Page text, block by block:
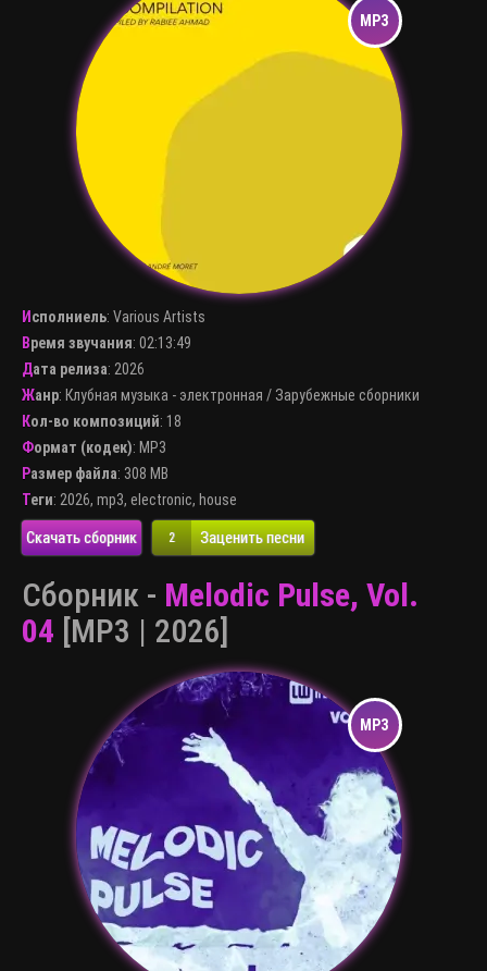
Исполниель: Various Artists
Время звучания: 02:13:49
Дата релиза: 2026
Жанр: Клубная музыка - электронная / Зарубежные сборники
Кол-во композиций: 18
Формат (кодек): MP3
Размер файла: 308 MB
Теги: 2026, mp3, electronic, house
Скачать сборник 2 Заценить песни
Сборник - Melodic Pulse, Vol.
04 [MP3 | 2026]